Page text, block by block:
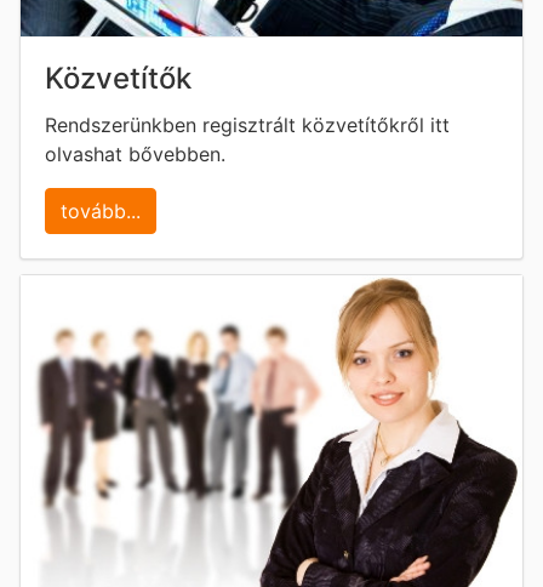
Közvetítők
Rendszerünkben regisztrált közvetítőkről itt
olvashat bővebben.
tovább...